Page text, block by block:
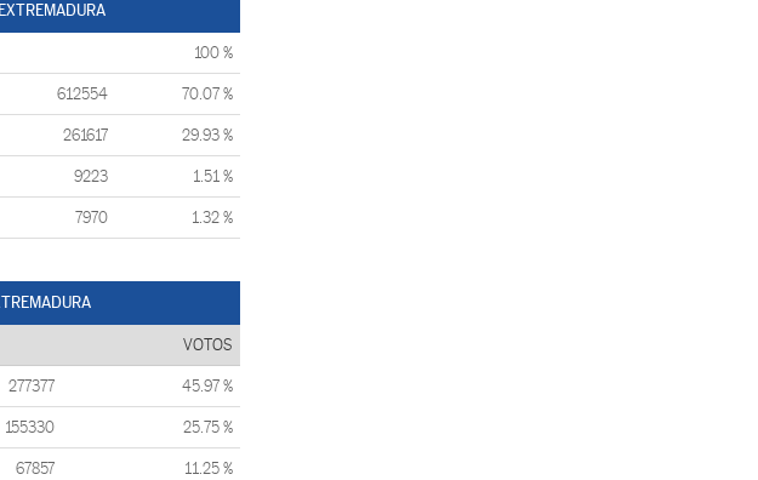
100 %
612554 70.07 %
261617 29.93 %
9223 1.51 %
7970 1.32 %
VOTOS
277377 45.97 %
155330 25.75 %
67857 11.25 %